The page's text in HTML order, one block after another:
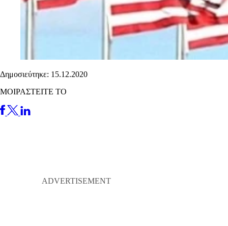
Δημοσιεύτηκε: 15.12.2020
ΜΟΙΡΑΣΤΕΙΤΕ ΤΟ